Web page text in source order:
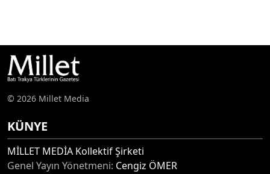
© 2026 Millet Media
KÜNYE
MİLLET MEDİA Kollektif Şirketi
Genel Yayın Yönetmeni: Cengiz ÖMER